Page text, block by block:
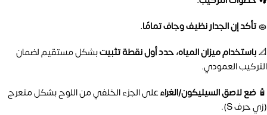
🧽تأكد إن الجدار نظيف وجاف تمامًا.
📐باستخدام ميزان المياه، حدد أول نقطة تثبيتبشكل مستقيم لضمان
التركيب العمودي.
🧴 ضع لاصق السيليكون/الغراءعلى الجزء الخلفي من اللوح بشكل متعرج
(زي حرف S).